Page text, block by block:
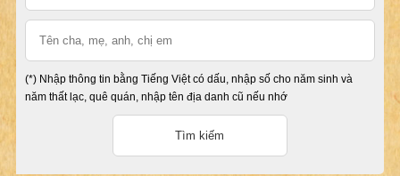
(*) Nhập thông tin bằng Tiếng Việt có dấu, nhập số cho năm sinh và
năm thất lạc, quê quán, nhập tên địa danh cũ nếu nhớ